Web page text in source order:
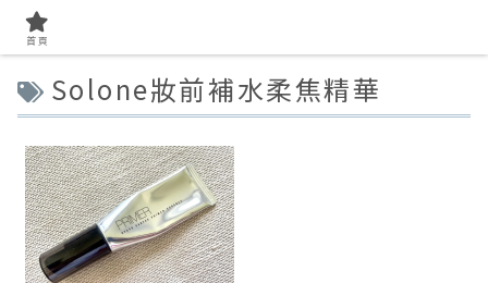
Solone妝前補水柔焦精華
首頁